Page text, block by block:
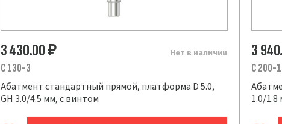
Нет в наличии
3 430.00₽
C 130-3
Абатмент стандартный прямой, платформа D 5.0,
GH 3.0/4.5 мм, с винтом
3
C 200-
1.0/1.8